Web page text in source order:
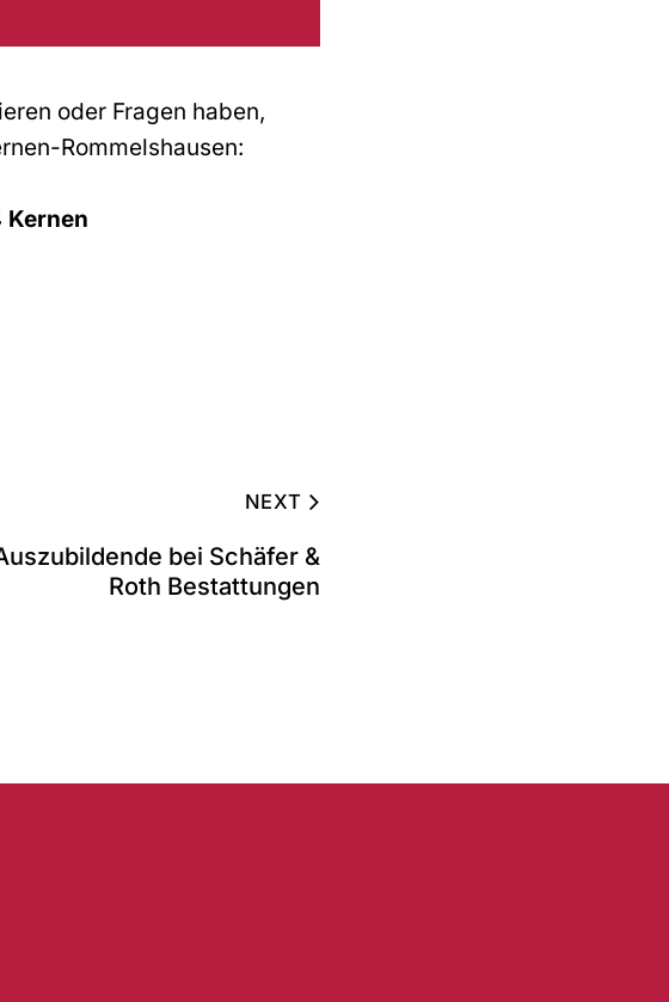
oder Fragen haben,
Rommelshausen:
Kernen
NEXT
bei Schäfer &
Roth Bestattungen